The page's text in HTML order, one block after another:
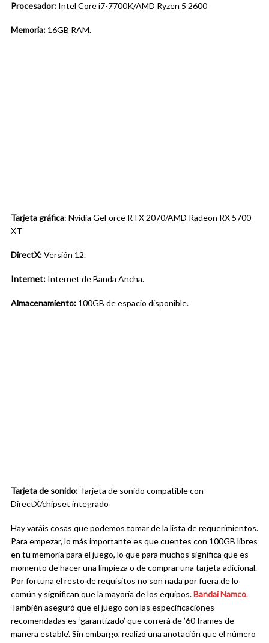
Procesador: Intel Core i7-7700K/AMD Ryzen 5 2600
Memoria: 16GB RAM.
Tarjeta gráfica: Nvidia GeForce RTX 2070/AMD Radeon RX 5700
XT
DirectX:Versión 12.
Internet: Internet de Banda Ancha.
Almacenamiento: 100GB de espacio disponible.
Tarjeta de sonido: Tarjeta de sonido compatible con
DirectX/chipset integrado
Hay varáis cosas que podemos tomar de la lista de requerimientos.
Para empezar, lo más importante es que cuentes con 100GB libres
en tu memoria para el juego, lo que para muchos significa que es
momento de hacer una limpieza o de comprar una tarjeta adicional.
Por fortuna el resto de requisitos no son nada por fuera de lo
común y significan que la mayoría de los equipos.Bandai Namco.
También aseguró que el juego con las especificaciones
recomendadas es ‘garantizado’ que correrá de ’60 frames de
manera estable’. Sin embargo, realizó una anotación que el número